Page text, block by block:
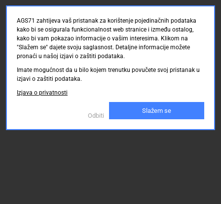
AGS71 zahtijeva vaš pristanak za korištenje pojedinačnih podataka
kako bi se osigurala funkcionalnost web stranice i između ostalog,
kako bi vam pokazao informacije o vašim interesima. Klikom na
"Slažem se" dajete svoju saglasnost. Detaljne informacije možete
pronaći u našoj izjavi o zaštiti podataka.
Imate mogućnost da u bilo kojem trenutku povučete svoj pristanak u
izjavi o zaštiti podataka.
Izjava o privatnosti
Odbiti
Slažem se